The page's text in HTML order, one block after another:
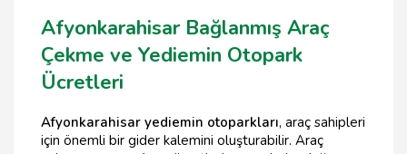
Afyonkarahisar Bağlanmış Araç
Çekme ve Yediemin Otopark
Ücretleri
Afyonkarahisar yediemin otoparkları, araç sahipleri
için önemli bir gider kalemini oluşturabilir. Araç